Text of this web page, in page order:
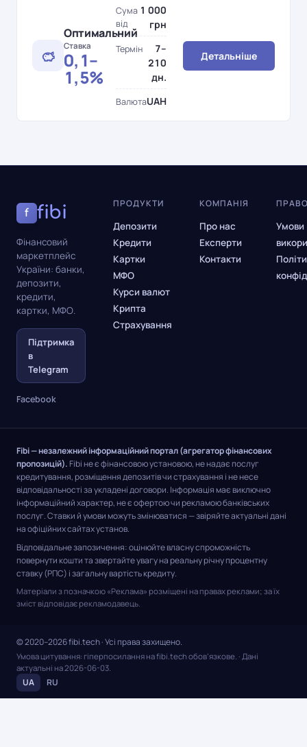
Оптимальний
Ставка
0,1–
1,5%
Сума
від
1 000
грн
Термін
7–
210
дн.
ВалютаUAH
Детальніше
f fibi
Фінансовий
маркетплейс
України: банки,
депозити,
кредити,
картки, МФО.
Підтримка
в
Telegram
Facebook
ПРОДУКТИ
Депозити
Кредити
Картки
МФО
Курси валют
Крипта
Страхування
КОМПАНІЯ
Про нас
Експерти
Контакти
Умови
Fibi — незалежний інформаційний портал (агрегатор фінансових
пропозицій).Fibi не є фінансовою установою, не надає послуг
кредитування, розміщення депозитів чи страхування і не несе
відповідальності за укладені договори. Інформація має виключно
інформаційний характер, не є офертою чи рекламою банківських
послуг. Ставки й умови можуть змінюватися — звіряйте актуальні дані
на офіційних сайтах установ.
Відповідальне запозичення: оцінюйте власну спроможність
повернути кошти та звертайте увагу на реальну річну процентну
ставку (РПС) і загальну вартість кредиту.
Матеріали з позначкою «Реклама» розміщені на правах реклами; за їх
зміст відповідає рекламодавець.
© 2020–2026 fibi.tech · Усі права захищено.
Умова цитування: гіперпосилання на fibi.tech обов’язкове. · Дані
актуальні на2026-06-03.
UA RU